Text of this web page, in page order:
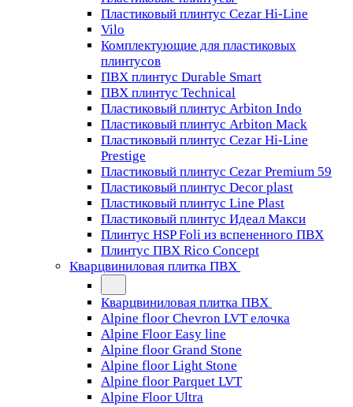
Пластиковый плинтус Cezar Hi-Line
Vilo
Комплектующие для пластиковых
плинтусов
ПВХ плинтус Durable Smart
ПВХ плинтус Technical
Пластиковый плинтус Arbiton Indo
Пластиковый плинтус Arbiton Mack
Пластиковый плинтус Cezar Hi-Line
Prestige
Пластиковый плинтус Cezar Premium 59
Пластиковый плинтус Decor plast
Пластиковый плинтус Line Plast
Пластиковый плинтус Идеал Макси
Плинтус HSP Foli из вспененного ПВХ
Плинтус ПВХ Rico Concept
Кварцвиниловая плитка ПВХ
Кварцвиниловая плитка ПВХ
Alpine floor Chevron LVT елочка
Alpine Floor Easy line
Alpine floor Grand Stone
Alpine floor Light Stone
Alpine floor Parquet LVT
Alpine Floor Ultra